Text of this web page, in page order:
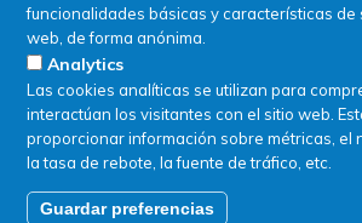
funcionalidades básicas y características de
web, de forma anónima.
Analytics
Las cookies analíticas se utilizan para
interactúan los visitantes con el sitio web.
proporcionar información sobre métricas, el
la tasa de rebote, la fuente de tráfico, etc.
Guardar preferencias